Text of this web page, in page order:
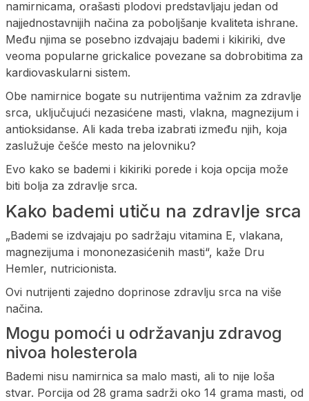
namirnicama, orašasti plodovi predstavljaju jedan od
najjednostavnijih načina za poboljšanje kvaliteta ishrane.
Među njima se posebno izdvajaju bademi i kikiriki, dve
veoma popularne grickalice povezane sa dobrobitima za
kardiovaskularni sistem.
Obe namirnice bogate su nutrijentima važnim za zdravlje
srca, uključujući nezasićene masti, vlakna, magnezijum i
antioksidanse. Ali kada treba izabrati između njih, koja
zaslužuje češće mesto na jelovniku?
Evo kako se bademi i kikiriki porede i koja opcija može
biti bolja za zdravlje srca.
Kako bademi utiču na zdravlje srca
„Bademi se izdvajaju po sadržaju vitamina E, vlakana,
magnezijuma i mononezasićenih masti“, kaže Dru
Hemler, nutricionista.
Ovi nutrijenti zajedno doprinose zdravlju srca na više
načina.
Mogu pomoći u održavanju zdravog
nivoa holesterola
Bademi nisu namirnica sa malo masti, ali to nije loša
stvar. Porcija od 28 grama sadrži oko 14 grama masti, od